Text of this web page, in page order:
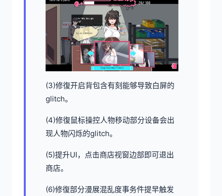
(3)修復开启背包含有刻能够导致白屏的
glitch。
(4)修復鼠标操控人物移动部分设备会出
现人物闪烁的glitch。
(5)提升UI，点击商店视窗边部即可退出
商店。
(6)修復部分漫展混乱度事务件提早触发